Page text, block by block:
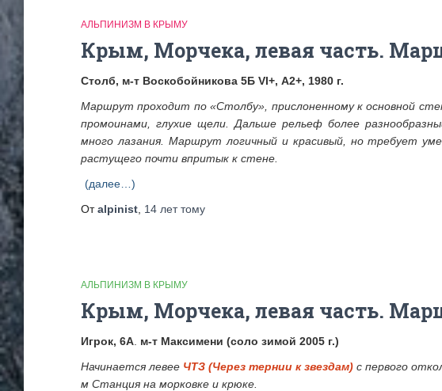
АЛЬПИНИЗМ В КРЫМУ
Крым, Морчека, левая часть.
Столб, м-т Воскобойникова 5Б VI+, А2+, 1980 г.
Маршрут проходит по «Столбу», прислоненному к основной
промоинами, глухие щели. Дальше рельеф более
много лазания. Маршрут логичный и красивый, но требует
растущего почти впритык к стене.
(далее…)
Отalpinist 14 леттому
АЛЬПИНИЗМ В КРЫМУ
Крым, Морчека, левая часть.
Игрок, 6А м-т Максимени (соло зимой 2005 г.)
Начинается левее ЧТЗ (Через тернии к звездам) с первого
м Станция на морковке и крюке.